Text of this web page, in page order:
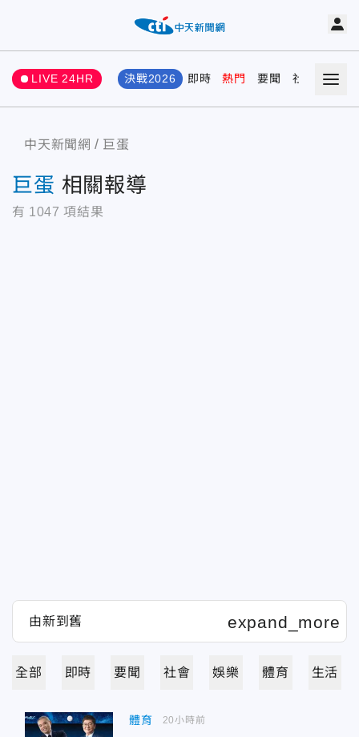
LIVE 24HR 決戰2026 即時 熱門 要聞 社會 娛樂
中天新聞網 巨蛋
巨蛋 相關報導
有 1047 項結果
全部 即時 要聞 社會 娛樂 體育 生活
體育 20小時前